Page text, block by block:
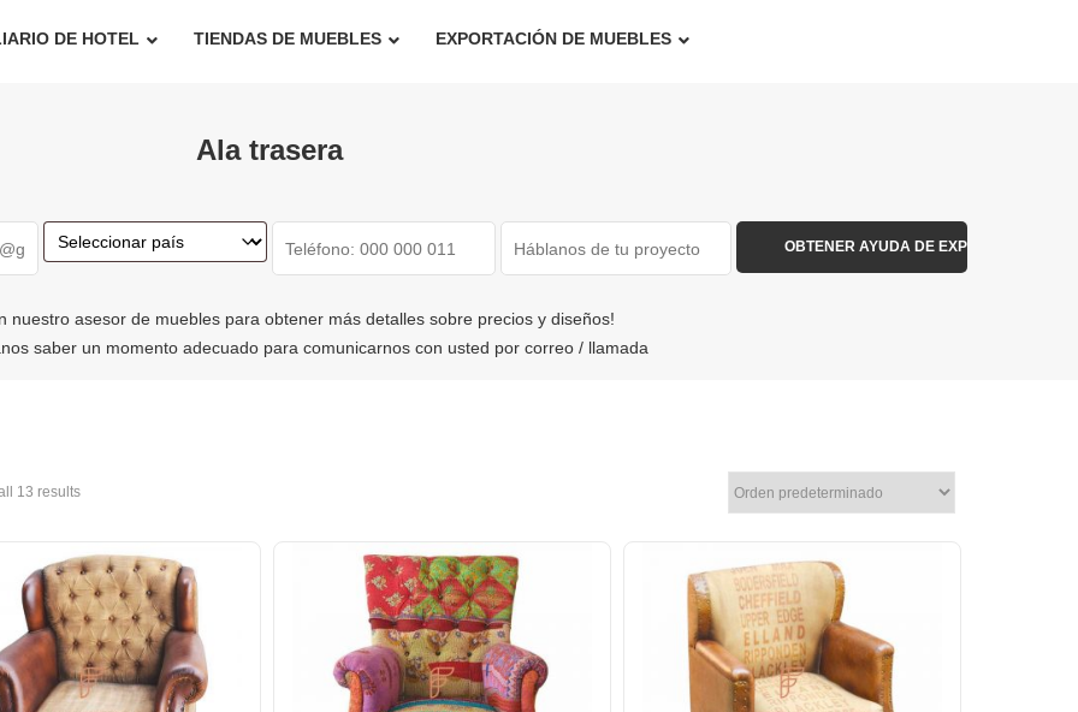
DE HOTEL TIENDAS DE MUEBLES EXPORTACIÓN DE MUEBLES
Ala trasera
nuestro asesor de muebles para obtener más detalles sobre precios y diseños!
saber un momento adecuado para comunicarnos con usted por correo / llamada
13 results